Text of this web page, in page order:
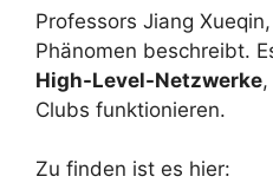
Professors Jiang
Phänomen beschreibt.
High-Level-Netzwerke
Clubs funktionieren.
Zu finden ist es hier: